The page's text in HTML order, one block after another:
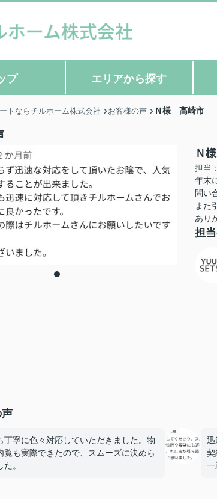
プ エリアから探す
トならチルホーム株式会社 お客様の声 Ｎ様 高崎市
Ｎ
担当
年末
問い
また
あり
担
丁寧に色々対応していただきました。物
覧も実際できたので、スムーズに決めら
。
迅
契
一